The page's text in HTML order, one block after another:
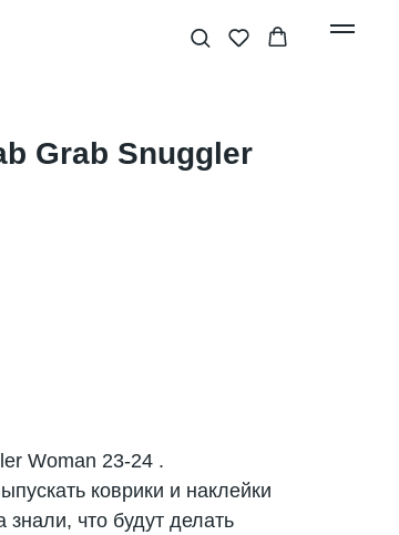
Grab Snuggler
Woman 23-24 .
коврики и наклейки
что будут делать